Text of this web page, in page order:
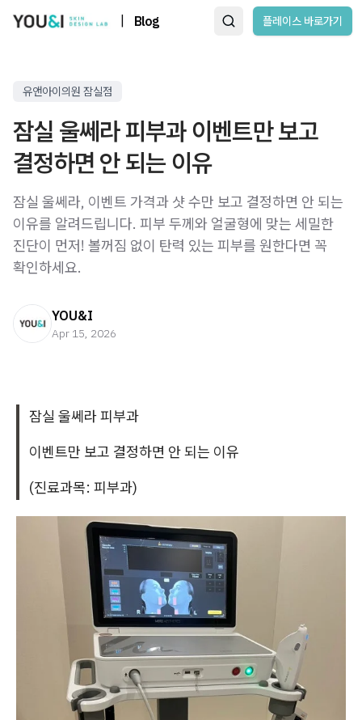
Blog 플레이스 바로가기
유앤아이의원 잠실점
잠실 울쎄라 피부과 이벤트만 보고
결정하면 안 되는 이유
잠실 울쎄라, 이벤트 가격과 샷 수만 보고 결정하면 안 되는
이유를 알려드립니다. 피부 두께와 얼굴형에 맞는 세밀한
진단이 먼저! 볼꺼짐 없이 탄력 있는 피부를 원한다면 꼭
확인하세요.
YOU&I
Apr 15, 2026
잠실 울쎄라 피부과
이벤트만 보고 결정하면 안 되는 이유
(진료과목: 피부과)